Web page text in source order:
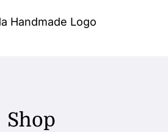
Shop